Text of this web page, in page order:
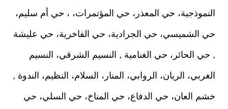
النموذجية، حي المعذر، حي المؤتمرات، ، حي أم سليم،
حي الشميسي، حي الجرادية، حي الفاخرية، حي عليشة
, حي الحائر، حي الغنامية , النسيم الشرقي، النسيم
الغربي، الريان، الروابي، المنار، السلام، النظيم، الندوة ,
خشم العان، حي الدفاع، حي المناخ، حي السلي، حي